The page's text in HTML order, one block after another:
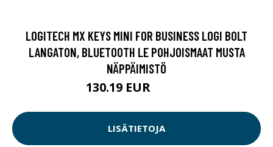
LOGITECH MX KEYS MINI FOR BUSINESS LOGI BOLT
LANGATON, BLUETOOTH LE POHJOISMAAT MUSTA
NÄPPÄIMISTÖ
130.19 EUR
LISÄTIETOJA